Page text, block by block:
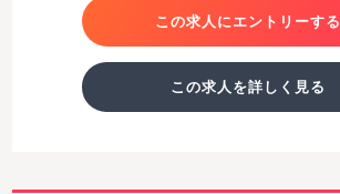
この求人にエントリーする
この求人を詳しく見る